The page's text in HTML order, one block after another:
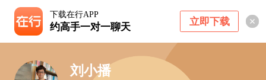
下载在行APP
约高手一对一聊天 立即下载
刘小播